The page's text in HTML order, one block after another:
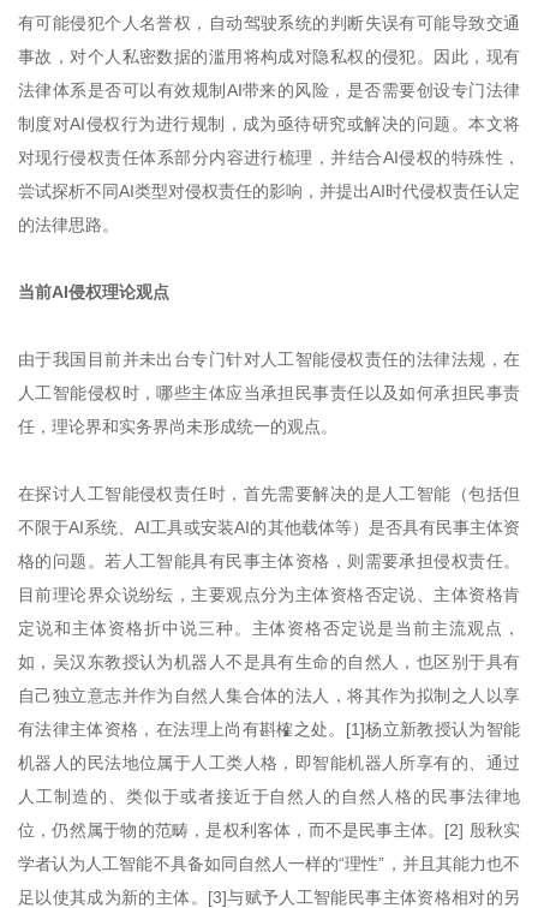
有可能侵犯个人名誉权，自动驾驶系统的判断失误有可能导致交通
事故，对个人私密数据的滥用将构成对隐私权的侵犯。因此，现有
法律体系是否可以有效规制AI带来的风险，是否需要创设专门法律
制度对AI侵权行为进行规制，成为亟待研究或解决的问题。本文将
对现行侵权责任体系部分内容进行梳理，并结合AI侵权的特殊性，
尝试探析不同AI类型对侵权责任的影响，并提出AI时代侵权责任认定
的法律思路。
当前AI侵权理论观点
由于我国目前并未出台专门针对人工智能侵权责任的法律法规，在
人工智能侵权时，哪些主体应当承担民事责任以及如何承担民事责
任，理论界和实务界尚未形成统一的观点。
在探讨人工智能侵权责任时，首先需要解决的是人工智能（包括但
不限于AI系统、AI工具或安装AI的其他载体等）是否具有民事主体资
格的问题。若人工智能具有民事主体资格，则需要承担侵权责任。
目前理论界众说纷纭，主要观点分为主体资格否定说、主体资格肯
定说和主体资格折中说三种。主体资格否定说是当前主流观点，
如，吴汉东教授认为机器人不是具有生命的自然人，也区别于具有
自己独立意志并作为自然人集合体的法人，将其作为拟制之人以享
有法律主体资格，在法理上尚有斟榷之处。[1]杨立新教授认为智能
机器人的民法地位属于人工类人格，即智能机器人所享有的、通过
人工制造的、类似于或者接近于自然人的自然人格的民事法律地
位，仍然属于物的范畴，是权利客体，而不是民事主体。[2] 殷秋实
学者认为人工智能不具备如同自然人一样的“理性”，并且其能力也不
足以使其成为新的主体。[3]与赋予人工智能民事主体资格相对的另